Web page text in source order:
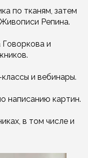
по тканям, затем
Репина.
и
и вебинары.
написанию картин.
в том числе и